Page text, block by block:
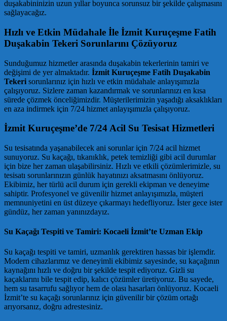
duşakabininizin uzun yıllar boyunca sorunsuz bir şekilde çalışmasını
sağlayacağız.
Hızlı ve Etkin Müdahale İle İzmit Kuruçeşme Fatih
Duşakabin Tekeri Sorunlarını Çözüyoruz
Sunduğumuz hizmetler arasında duşakabin tekerlerinin tamiri ve
değişimi de yer almaktadır. İzmit Kuruçeşme Fatih Duşakabin
Tekeri sorunlarınız için hızlı ve etkin müdahale anlayışımızla
çalışıyoruz. Sizlere zaman kazandırmak ve sorunlarınızı en kısa
sürede çözmek önceliğimizdir. Müşterilerimizin yaşadığı aksaklıkları
en aza indirmek için 7/24 hizmet anlayışımızla çalışıyoruz.
İzmit Kuruçeşme’de 7/24 Acil Su Tesisat Hizmetleri
Su tesisatında yaşanabilecek ani sorunlar için 7/24 acil hizmet
sunuyoruz. Su kaçağı, tıkanıklık, petek temizliği gibi acil durumlar
için bize her zaman ulaşabilirsiniz. Hızlı ve etkili çözümlerimizle, su
tesisatı sorunlarınızın günlük hayatınızı aksatmasını önlüyoruz.
Ekibimiz, her türlü acil durum için gerekli ekipman ve deneyime
sahiptir. Profesyonel ve güvenilir hizmet anlayışımızla, müşteri
memnuniyetini en üst düzeye çıkarmayı hedefliyoruz. İster gece ister
gündüz, her zaman yanınızdayız.
Su Kaçağı Tespiti ve Tamiri: Kocaeli İzmit’te Uzman Ekip
Su kaçağı tespiti ve tamiri, uzmanlık gerektiren hassas bir işlemdir.
Modern cihazlarımız ve deneyimli ekibimiz sayesinde, su kaçağının
kaynağını hızlı ve doğru bir şekilde tespit ediyoruz. Gizli su
kaçaklarını bile tespit edip, kalıcı çözümler üretiyoruz. Bu sayede,
hem su tasarrufu sağlıyor hem de olası hasarları önlüyoruz. Kocaeli
İzmit’te su kaçağı sorunlarınız için güvenilir bir çözüm ortağı
arıyorsanız, doğru adrestesiniz.